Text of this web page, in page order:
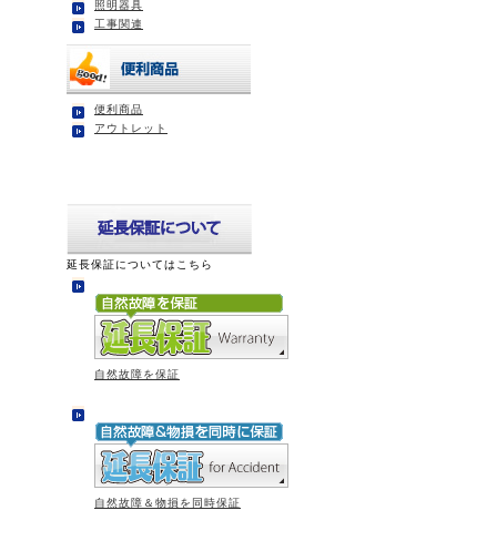
照明器具
工事関連
便利商品
アウトレット
延長保証についてはこちら
自然故障を保証
自然故障＆物損を同時保証